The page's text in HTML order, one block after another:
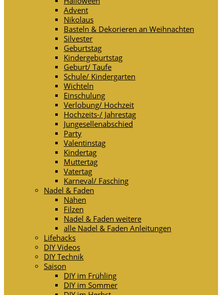
Advent
Nikolaus
Basteln & Dekorieren an Weihnachten
Silvester
Geburtstag
Kindergeburtstag
Geburt/ Taufe
Schule/ Kindergarten
Wichteln
Einschulung
Verlobung/ Hochzeit
Hochzeits-/ Jahrestag
Jungesellenabschied
Party
Valentinstag
Kindertag
Muttertag
Vatertag
Karneval/ Fasching
Nadel & Faden
Nähen
Filzen
Nadel & Faden weitere
alle Nadel & Faden Anleitungen
Lifehacks
DIY Videos
DIY Technik
Saison
DIY im Frühling
DIY im Sommer